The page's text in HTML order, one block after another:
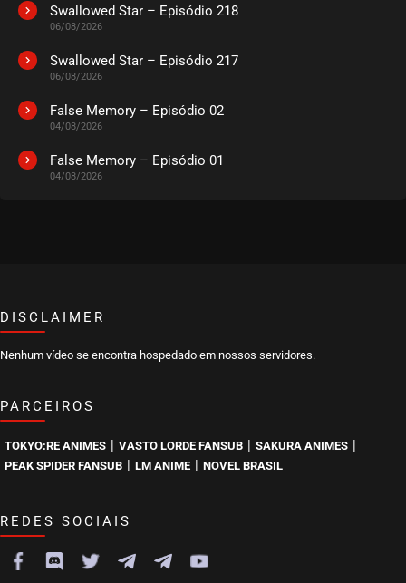
Swallowed Star – Episódio 218
06/08/2026
Swallowed Star – Episódio 217
06/08/2026
False Memory – Episódio 02
04/08/2026
False Memory – Episódio 01
04/08/2026
DISCLAIMER
Nenhum vídeo se encontra hospedado em nossos servidores.
PARCEIROS
TOKYO:RE ANIMES VASTO LORDE FANSUB SAKURA ANIMES
PEAK SPIDER FANSUB LM ANIME NOVEL BRASIL
REDES SOCIAIS